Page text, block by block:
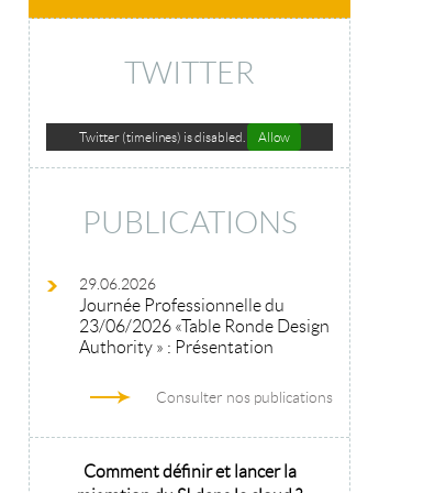
TWITTER
Twitter (timelines) is disabled. Allow
PUBLICATIONS
29.06.2026
Journée Professionnelle du
23/06/2026 «Table Ronde Design
Authority » : Présentation
Consulter nos publications
Comment définir et lancer la
Architecture